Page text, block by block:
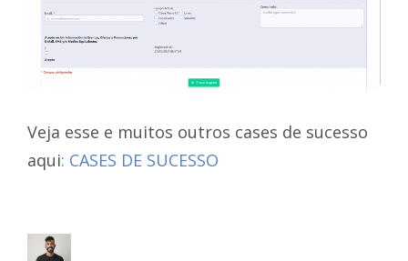
Veja esse e muitos outros cases de sucesso
aqui: CASES DE SUCESSO